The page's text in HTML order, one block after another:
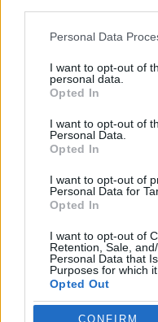
Please note that this
not limited to your visit
grant or deny consent to
use your data for below
consent section.
Personal Data
I want to opt-out of
personal data.
Opted In
I want to opt-out of
Personal Data.
Opted In
I want to opt-out of
Personal Data for
Opted In
I want to opt-out of
Retention, Sale,
Personal Data that
Purposes for which
Opted Out
Google consents
CONFIRM
Az Új7 2019 fb-
választási körzetek
körzethatárok
ismét két körzettel
310.
2014. november 12.
önkormányzati
ellenzéki összefogás
jutott be az új
szerintünk jó ötletnek
képviselőnek a…